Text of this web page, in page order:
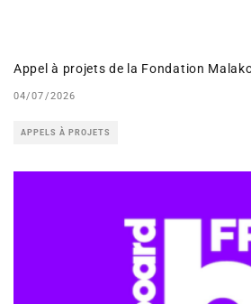
Appel à projets de la Fondation
04/07/2026
APPELS À PROJETS